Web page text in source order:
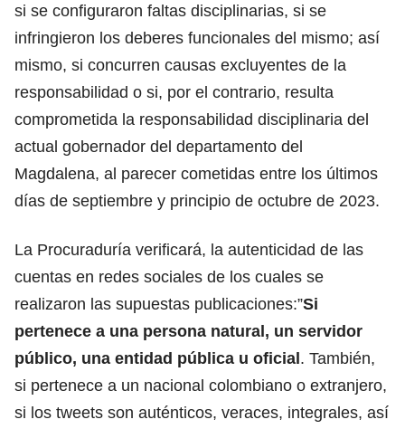
si se configuraron faltas disciplinarias, si se
infringieron los deberes funcionales del mismo; así
mismo, si concurren causas excluyentes de la
responsabilidad o si, por el contrario, resulta
comprometida la responsabilidad disciplinaria del
actual gobernador del departamento del
Magdalena, al parecer cometidas entre los últimos
días de septiembre y principio de octubre de 2023.
La Procuraduría verificará, la autenticidad de las
cuentas en redes sociales de los cuales se
realizaron las supuestas publicaciones:”Si
pertenece a una persona natural, un servidor
público, una entidad pública u oficial. También,
si pertenece a un nacional colombiano o extranjero,
si los tweets son auténticos, veraces, integrales, así